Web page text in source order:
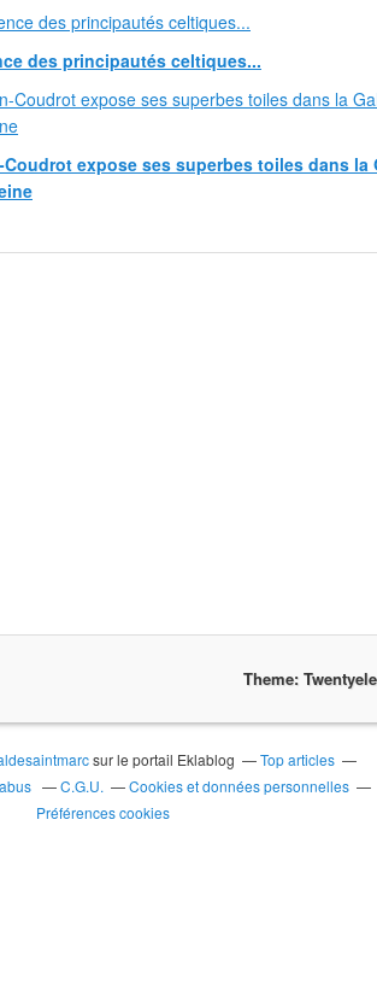
des principautés celtiques...
expose ses superbes toiles dans la
Theme:
sur le portail Eklablog
Top articles
C.G.U.
Cookies et données personnelles
Préférences cookies